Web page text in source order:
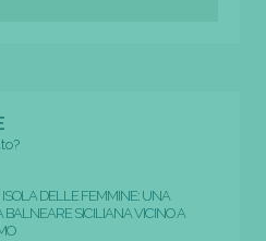
ISOLA DELLE FEMMINE: UNA
BALNEARE SICILIANA VICINO A